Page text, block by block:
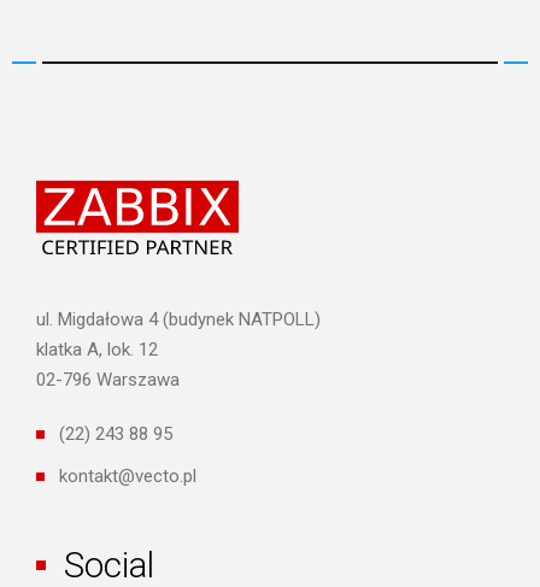
ul. Migdałowa 4 (budynek NATPOLL)
klatka A, lok. 12
02-796 Warszawa
(22) 243 88 95
kontakt@vecto.pl
Social